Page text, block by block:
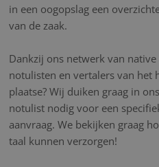
in een oogopslag een
van de zaak.
Dankzij ons netwerk van
notulisten en vertalers van het
plaatse? Wij duiken graag in
notulist nodig voor een
aanvraag. We bekijken graag
taal kunnen verzorgen!